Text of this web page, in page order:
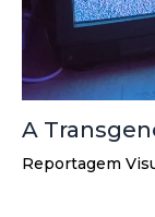
A
Reportagem